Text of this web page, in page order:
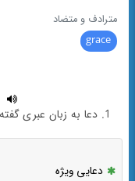
مترادف و متضاد
grace
1. دعا به زبان عبری گفته شد.
دعایی ویژه